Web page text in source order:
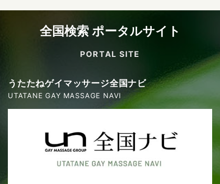
全国検索 ポータルサイト
PORTAL SITE
うたたねゲイマッサージ全国ナビ
UTATANE GAY MASSAGE NAVI